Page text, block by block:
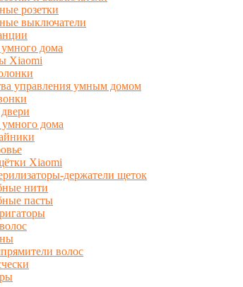
розетки
выключатели
дома
Xiaomi
управления умным домом
дома
Xiaomi
держатели щеток
нити
пасты
волос